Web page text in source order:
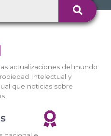
actualizaciones del mundo
Intelectual y
que noticias sobre